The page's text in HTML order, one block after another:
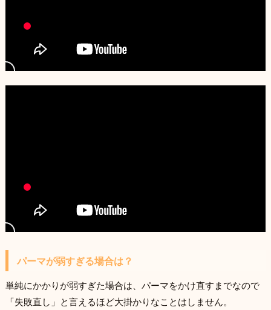
パーマが弱すぎる場合は？
単純にかかりが弱すぎた場合は、パーマをかけ直すまでなので
「失敗直し」と言えるほど大掛かりなことはしません。